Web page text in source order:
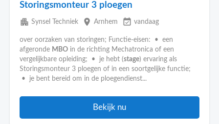
Storingsmonteur 3 ploegen
apartment Synsel Techniek place Arnhem event_available vandaag
over oorzaken van storingen; Functie-eisen: • een
afgeronde MBO in de richting Mechatronica of een
vergelijkbare opleiding; • je hebt (stage) ervaring als
Storingsmonteur 3 ploegen of in een soortgelijke functie;
• je bent bereid om in de ploegendienst...
Bekijk nu